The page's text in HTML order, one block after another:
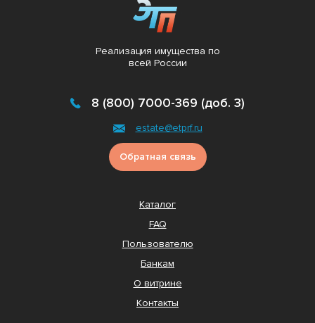
Реализация имущества по
всей России
8 (800) 7000-369 (доб. 3)
estate@etprf.ru
Обратная связь
Каталог
FAQ
Пользователю
Банкам
О витрине
Контакты